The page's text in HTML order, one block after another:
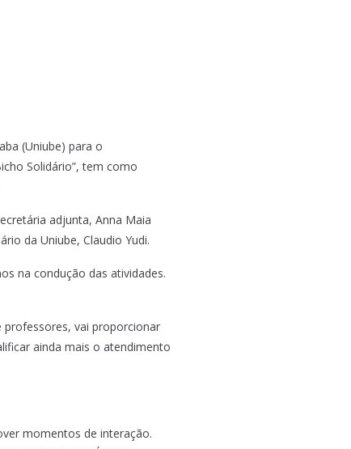
(Uniube) para o
Solidário”, tem como
adjunta, Anna Maia
da Uniube, Claudio Yudi.
na condução das atividades.
professores, vai proporcionar
ainda mais o atendimento
momentos de interação.